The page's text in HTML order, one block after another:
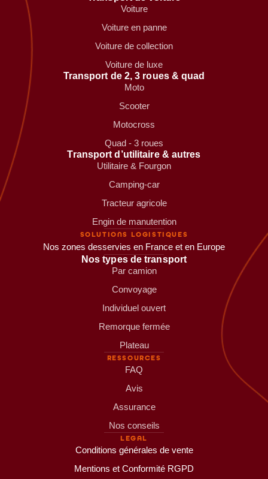
Voiture
Voiture en panne
Voiture de collection
Voiture de luxe
Transport de 2, 3 roues & quad
Moto
Scooter
Motocross
Quad - 3 roues
Transport d’utilitaire & autres
Utilitaire & Fourgon
Camping-car
Tracteur agricole
Engin de manutention
SOLUTIONS LOGISTIQUES
Nos zones desservies en France et en Europe
Nos types de transport
Par camion
Convoyage
Individuel ouvert
Remorque fermée
Plateau
RESSOURCES
FAQ
Avis
Assurance
Nos conseils
LEGAL
Conditions générales de vente
Mentions et Conformité RGPD